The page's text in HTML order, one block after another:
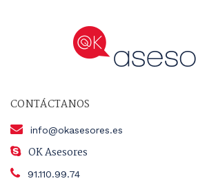
CONTÁCTANOS
info@okasesores.es
OK Asesores
91.110.99.74